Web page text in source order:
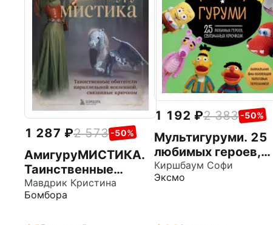
1 287 2 573 -50%
АмигуруМИСТИКА.
Таинственные
обитатели
параллельной
Мавдрик Кристина
Бомбора
1 192 2 383 -50%
Мультигуруми. 25
любимых героев,
связанных крючком
Киршбаум Софи
Эксмо